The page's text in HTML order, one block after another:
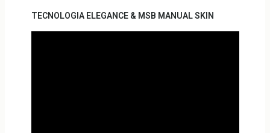
TECNOLOGIA ELEGANCE & MSB MANUAL SKIN